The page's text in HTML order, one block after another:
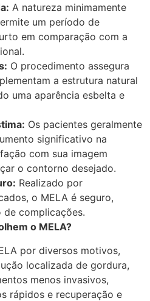
A natureza minimamente
um período de
em comparação com a
O procedimento assegura
a estrutura natural
uma aparência esbelta e
Os pacientes geralmente
significativo na
com sua imagem
o contorno desejado.
Realizado por
o MELA é seguro,
de complicações.
o MELA?
por diversos motivos,
localizada de gordura,
menos invasivos,
rápidos e recuperação e